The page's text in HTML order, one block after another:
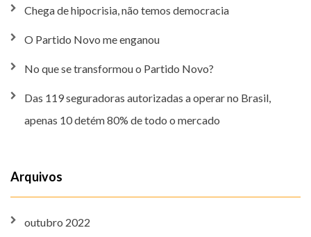
Chega de hipocrisia, não temos democracia
O Partido Novo me enganou
No que se transformou o Partido Novo?
Das 119 seguradoras autorizadas a operar no Brasil,
apenas 10 detém 80% de todo o mercado
Arquivos
outubro 2022